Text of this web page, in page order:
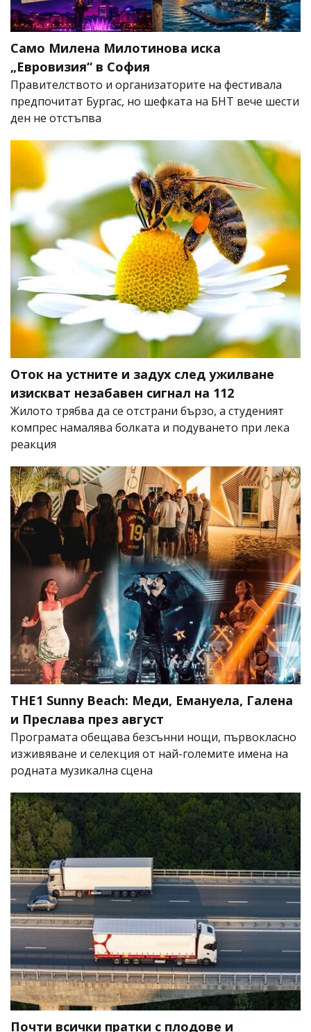
Само Милена Милотинова иска
„Евровизия“ в София
Правителството и организаторите на фестивала
предпочитат Бургас, но шефката на БНТ вече шести
ден не отстъпва
Оток на устните и задух след ужилване
изискват незабавен сигнал на 112
Жилото трябва да се отстрани бързо, а студеният
компрес намалява болката и подуването при лека
реакция
THE1 Sunny Beach: Меди, Емануела, Галена
и Преслава през август
Програмата обещава безсънни нощи, първокласно
изживяване и селекция от най-големите имена на
родната музикална сцена
Почти всички пратки с плодове и